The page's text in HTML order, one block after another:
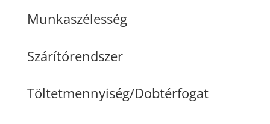
Munkaszélesség
Szárítórendszer
Töltetmennyiség/Dobtérfogat